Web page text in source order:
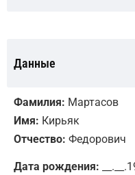
Данные
Фамилия: Мартасов
Имя: Кирьяк
Отчество: Федорович
Дата рождения: